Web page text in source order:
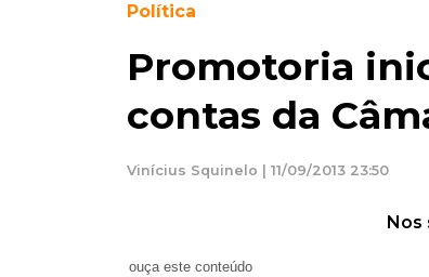
Política
Promotoria
contas da
Vinícius Squinelo | 11/09/2013 23:50
Nos
ouça este conteúdo